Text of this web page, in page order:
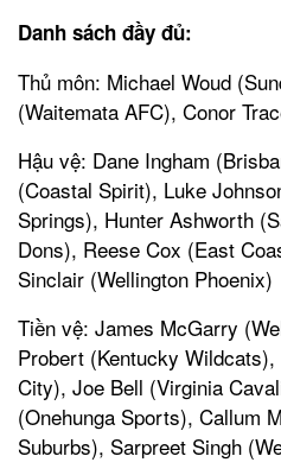
Danh sách đầy đủ:
Thủ môn: Michael Woud
(Waitemata AFC), Conor
Hậu vệ: Dane Ingham
(Coastal Spirit), Luke
Springs), Hunter Ashworth
Dons), Reese Cox (East
Sinclair (Wellington Phoenix)
Tiền vệ: James McGarry
Probert (Kentucky
City), Joe Bell (Virginia
(Onehunga Sports), Callum
Suburbs), Sarpreet Singh